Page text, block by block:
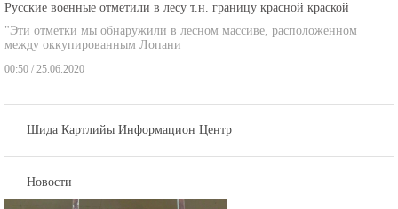
Русские военные отметили в лесу т.н. границу красной краской
"Эти отметки мы обнаружили в лесном массиве, расположенном
между оккупированным Лопани
00:50 / 25.06.2020
Шида Картлийы Информацион Центр
Новости